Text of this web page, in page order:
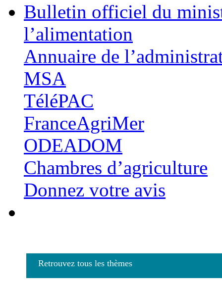
Bulletin officiel du
l’alimentation
Annuaire de
MSA
TéléPAC
FranceAgriMer
ODEADOM
Chambres d’agriculture
Donnez votre avis
Retrouvez tous les thèmes